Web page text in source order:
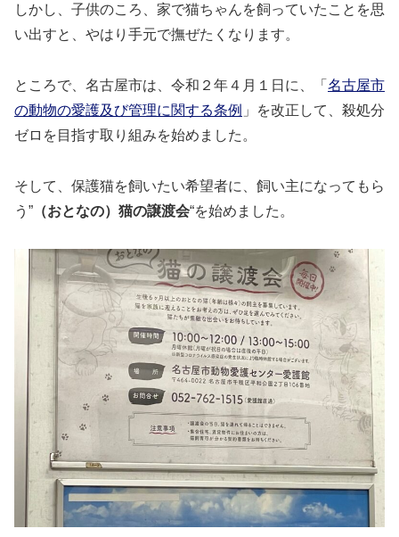
しかし、子供のころ、家で猫ちゃんを飼っていたことを思
い出すと、やはり手元で撫ぜたくなります。
ところで、名古屋市は、令和２年４月１日に、「 名古屋市
の動物の愛護及び管理に関する条例 」を改正して、殺処分
ゼロを目指す取り組みを始めました。
そして、保護猫を飼いたい希望者に、飼い主になってもら
う” （おとなの）猫の譲渡会“を始めました。